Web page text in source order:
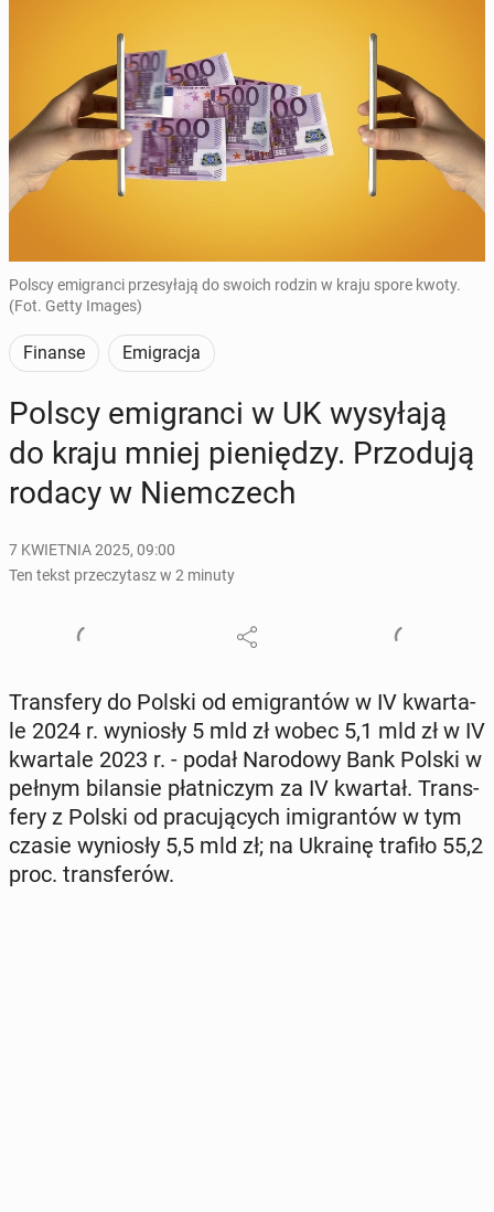
Polscy emigranci przesyłają do swoich rodzin w kraju spore kwoty.
(Fot. Getty Images)
Finanse Emigracja
Polscy emi­gran­ci w UK wy­sy­ła­ją
do kraju mniej pie­nię­dzy. Przo­du­ją
rodacy w Niem­czech
7 KWIETNIA 2025, 09:00
Ten tekst przeczytasz w 2 minuty
Trans­fe­ry do Polski od emi­gran­tów w IV kwar­ta­
le 2024 r. wy­nio­sły 5 mld zł wobec 5,1 mld zł w IV
kwar­ta­le 2023 r. - podał Na­ro­do­wy Bank Polski w
pełnym bi­lan­sie płat­ni­czym za IV kwartał. Trans­
fe­ry z Polski od pra­cu­ją­cych imi­gran­tów w tym
czasie wy­nio­sły 5,5 mld zł; na Ukrainę trafiło 55,2
proc. trans­fe­rów.